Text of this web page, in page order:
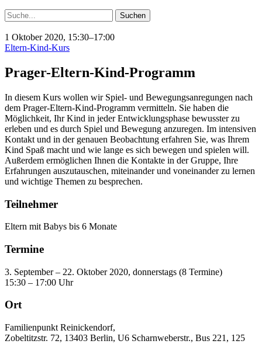
Suche
1 Oktober 2020, 15:30–17:00
Eltern-Kind-Kurs
Prager-Eltern-Kind-Programm
In diesem Kurs wollen wir Spiel- und Bewegungsanregungen nach
dem Prager-Eltern-Kind-Programm vermitteln. Sie haben die
Möglichkeit, Ihr Kind in jeder Entwicklungsphase bewusster zu
erleben und es durch Spiel und Bewegung anzuregen. Im intensiven
Kontakt und in der genauen Beobachtung erfahren Sie, was Ihrem
Kind Spaß macht und wie lange es sich bewegen und spielen will.
Außerdem ermöglichen Ihnen die Kontakte in der Gruppe, Ihre
Erfahrungen auszutauschen, miteinander und voneinander zu lernen
und wichtige Themen zu besprechen.
Teilnehmer
Eltern mit Babys bis 6 Monate
Termine
3. September – 22. Oktober 2020, donnerstags (8 Termine)
15:30 – 17:00 Uhr
Ort
Familienpunkt Reinickendorf,
Zobeltitzstr. 72, 13403 Berlin, U6 Scharnweberstr., Bus 221, 125